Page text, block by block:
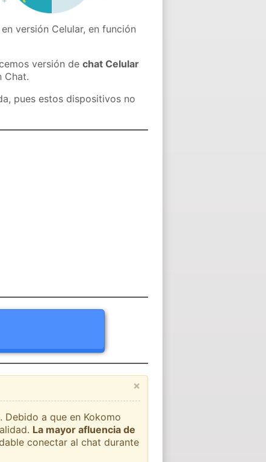
versión Celular, en función
versión dechat Celular
Chat.
pues estos dispositivos no
×
Debido a que en Kokomo
La mayor afluencia de
conectar al chat durante